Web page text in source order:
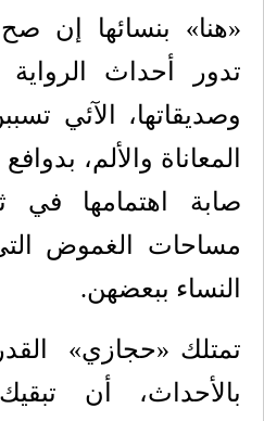
«هنا» بنسائها إن
تدور أحداث
وصديقاتها، الآئي
المعاناة والألم،
صابة اهتمامها في
مساحات الغموض
النساء ببعضهن.
تمتلك «حجازي»
بالأحداث، أن